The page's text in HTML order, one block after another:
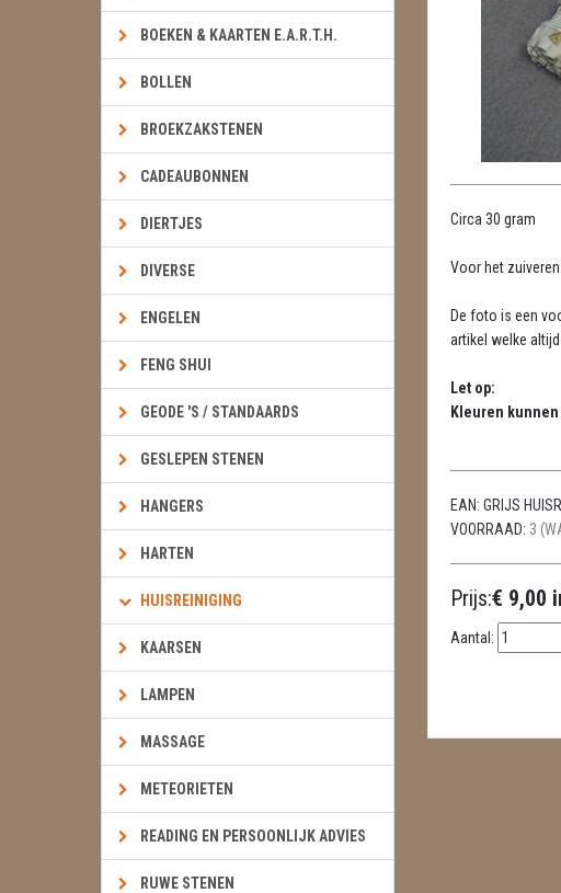
BOEKEN & KAARTEN E.A.R.T.H.
BOLLEN
BROEKZAKSTENEN
CADEAUBONNEN
DIERTJES
DIVERSE
ENGELEN
FENG SHUI
GEODE 'S / STANDAARDS
GESLEPEN STENEN
HANGERS
HARTEN
HUISREINIGING
KAARSEN
LAMPEN
MASSAGE
METEORIETEN
READING EN PERSOONLIJK ADVIES
RUWE STENEN
Circa 30 gram
Voor het zuiveren
De foto is een
artikel welke
Let op:
Kleuren
EAN: GRIJS
VOORRAAD: 3
Prijs:€ 9,00
Aantal: